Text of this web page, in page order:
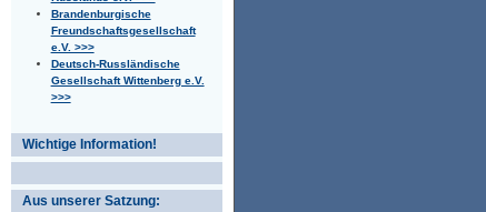
Brandenburgische
Freundschaftsgesellschaft
e.V. >>>
Deutsch-Russländische
Gesellschaft Wittenberg e.V.
>>>
Wichtige Information!
Aus unserer Satzung: